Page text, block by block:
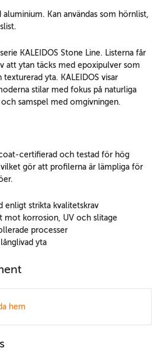
Kan användas som hörnlist,
KALEIDOS Stone Line. Listerna får
att ytan täcks med epoxipulver som
yta. KALEIDOS visar
stilar med fokus på naturliga
samspel med omgivningen.
certifierad och testad för hög
gör att profilerna är lämpliga för
enligt strikta kvalitetskrav
mot korrosion, UV och slitage
processer
yta
hem